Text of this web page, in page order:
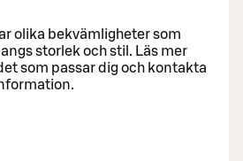
olika bekvämligheter som
storlek och stil. Läs mer
som passar dig och kontakta